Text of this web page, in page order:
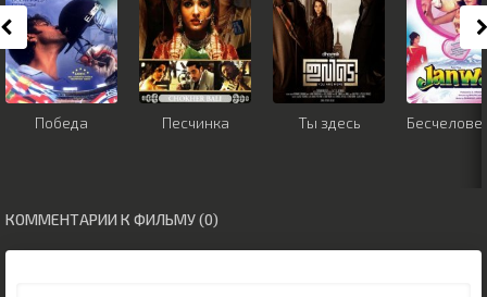
Победа Песчинка Ты здесь
КОММЕНТАРИИ К ФИЛЬМУ (0)